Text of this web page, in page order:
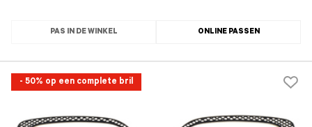
PAS IN DE WINKEL ONLINE PASSEN
- 50% op een complete bril